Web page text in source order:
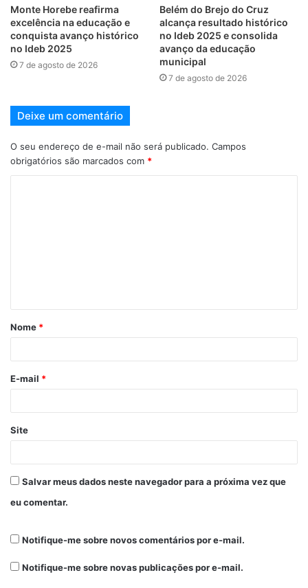
Monte Horebe reafirma
excelência na educação e
conquista avanço histórico
no Ideb 2025
7 de agosto de 2026
Belém do Brejo do Cruz
alcança resultado histórico
no Ideb 2025 e consolida
avanço da educação
municipal
7 de agosto de 2026
Deixe um comentário
O seu endereço de e-mail não será publicado. Campos
obrigatórios são marcados com *
Nome *
E-mail *
Site
Salvar meus dados neste navegador para a próxima vez que
eu comentar.
Notifique-me sobre novos comentários por e-mail.
Notifique-me sobre novas publicações por e-mail.